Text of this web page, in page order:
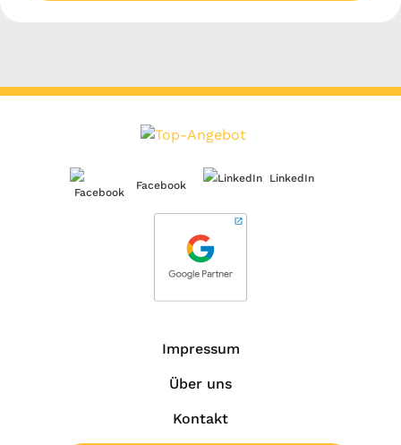
Facebook
LinkedIn
Impressum
Über uns
Kontakt